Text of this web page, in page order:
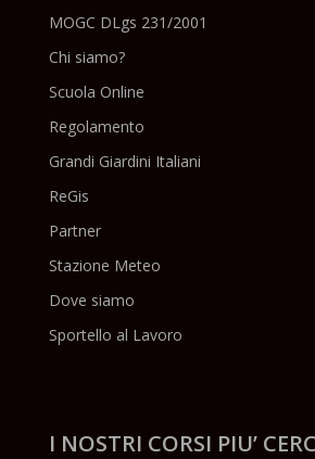
MOGC DLgs 231/2001
Chi siamo?
Scuola Online
Regolamento
Grandi Giardini Italiani
ReGis
Partner
Stazione Meteo
Dove siamo
Sportello al Lavoro
I NOSTRI CORSI PIU’